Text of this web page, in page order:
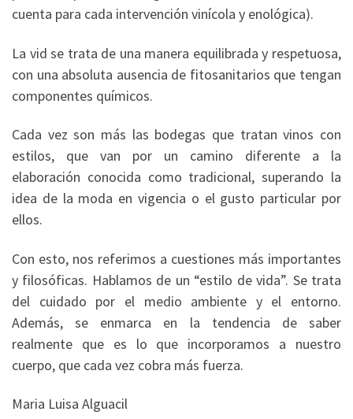
cuenta para cada intervención vinícola y enológica).
La vid se trata de una manera equilibrada y respetuosa,
con una absoluta ausencia de fitosanitarios que tengan
componentes químicos.
Cada vez son más las bodegas que tratan vinos con
estilos, que van por un camino diferente a la
elaboración conocida como tradicional, superando la
idea de la moda en vigencia o el gusto particular por
ellos.
Con esto, nos referimos a cuestiones más importantes
y filosóficas. Hablamos de un “estilo de vida”. Se trata
del cuidado por el medio ambiente y el entorno.
Además, se enmarca en la tendencia de saber
realmente que es lo que incorporamos a nuestro
cuerpo, que cada vez cobra más fuerza.
Maria Luisa Alguacil